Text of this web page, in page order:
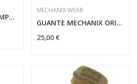
GUANTE MECHANIX MPACT NEGRO
MECHANIX WEAR
GUANTE MECHANIX ORIGINAL NEGRO
25,00 €